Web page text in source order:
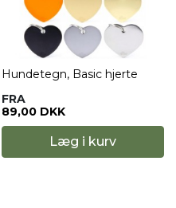
Hundetegn, Basic hjerte
FRA
89,00 DKK
Læg i kurv